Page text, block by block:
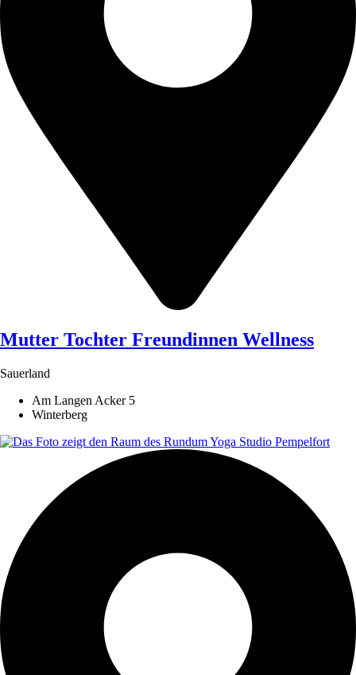
Mutter Tochter Freundinnen Wellness
Sauerland
Am Langen Acker 5
Winterberg